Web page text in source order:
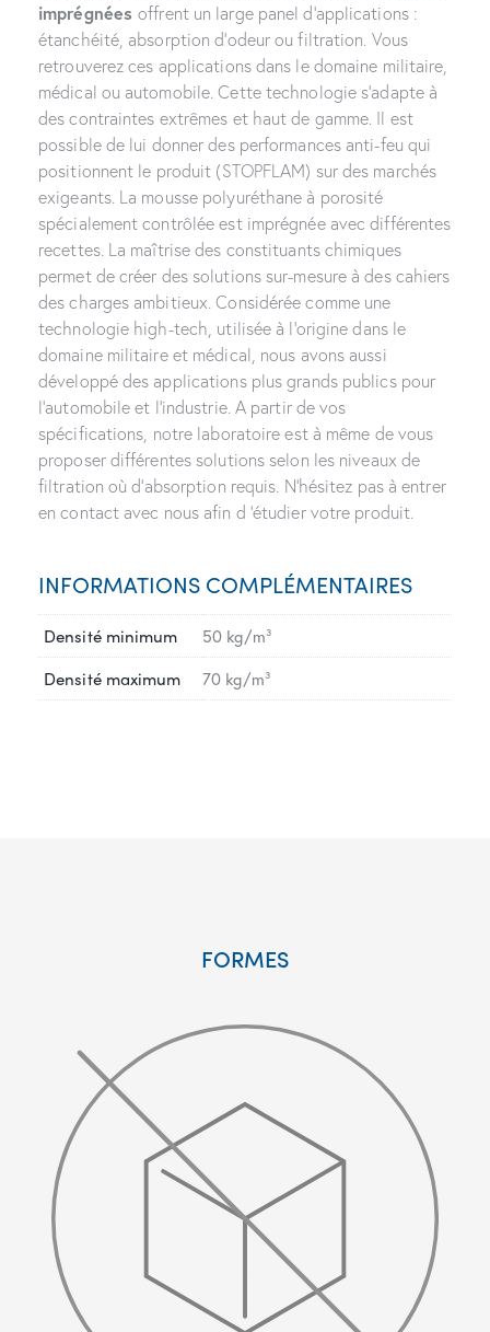
imprégnéesoffrent un large panel d’applications :
étanchéité, absorption d’odeur ou filtration. Vous
retrouverez ces applications dans le domaine militaire,
médical ou automobile. Cette technologie s’adapte à
des contraintes extrêmes et haut de gamme. Il est
possible de lui donner des performances anti-feu qui
positionnent le produit (STOPFLAM) sur des marchés
exigeants. La mousse polyuréthane à porosité
spécialement contrôlée est imprégnée avec différentes
recettes. La maîtrise des constituants chimiques
permet de créer des solutions sur-mesure à des cahiers
des charges ambitieux. Considérée comme une
technologie high-tech, utilisée à l’origine dans le
domaine militaire et médical, nous avons aussi
développé des applications plus grands publics pour
l’automobile et l’industrie. A partir de vos
spécifications, notre laboratoire est à même de vous
proposer différentes solutions selon les niveaux de
filtration où d’absorption requis. N’hésitez pas à entrer
en contact avec nous afin d ’étudier votre produit.
INFORMATIONS COMPLÉMENTAIRES
Densité minimum 50 kg/m³
Densité maximum 70 kg/m³
FORMES